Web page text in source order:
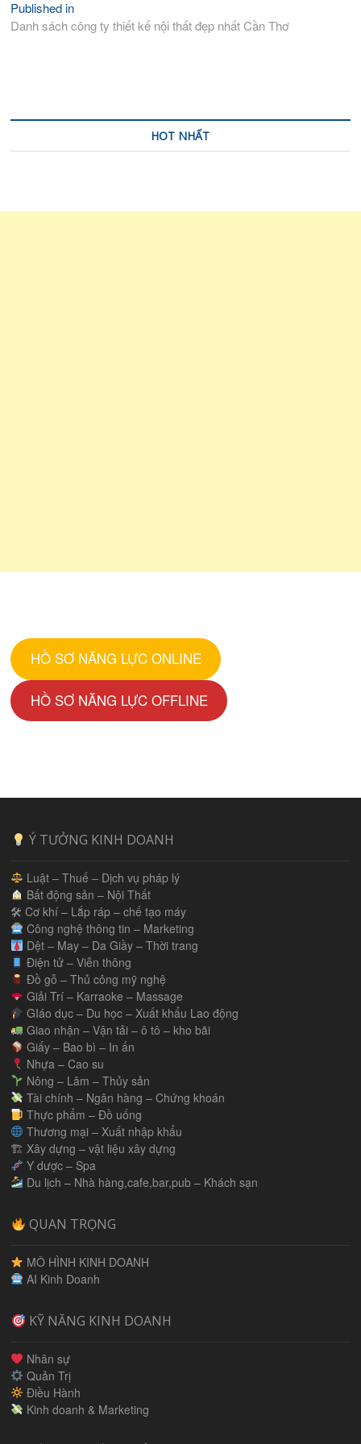
Điều
hướng
Published in
Danh sách công ty thiết kế nội thất đẹp nhất Cần Thơ
HOT NHẤT
HỒ SƠ NĂNG LỰC ONLINE
HỒ SƠ NĂNG LỰC OFFLINE
Ý TƯỞNG KINH DOANH
Luật – Thuế – Dịch vụ pháp lý
Bất động sản – Nội Thất
🛠 Cơ khí – Lắp ráp – chế tạo máy
Công nghệ thông tin – Marketing
Dệt – May – Da Giầy – Thời trang
Điện tử – Viễn thông
Đồ gỗ – Thủ công mỹ nghệ
Giải Trí – Karraoke – Massage
GIáo dục – Du học – Xuất khẩu Lao động
Giao nhận – Vận tải – ô tô – kho bãi
Giấy – Bao bì – In ấn
Nhựa – Cao su
Nông – Lâm – Thủy sản
Tài chính – Ngân hàng – Chứng khoán
Thực phẩm – Đồ uống
Thương mại – Xuất nhập khẩu
🏗 Xây dựng – vật liệu xây dựng
Y dược – Spa
Du lịch – Nhà hàng,cafe,bar,pub – Khách sạn
QUAN TRỌNG
MÔ HÌNH KINH DOANH
AI Kinh Doanh
KỸ NĂNG KINH DOANH
Nhân sự
Quản Trị
Điều Hành
Kinh doanh & Marketing